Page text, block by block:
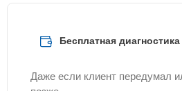
Бесплатная диагностика
Даже если клиент передумал